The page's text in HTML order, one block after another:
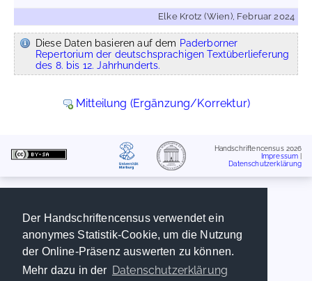
Der Handschriftencensus verwendet ein
anonymes Statistik-Cookie, um die Nutzung
der Online-Präsenz auswerten zu können.
Mehr dazu in der Datenschutzerklärung
Elke Krotz (Wien), Februar 2024
Diese Daten basieren auf dem Paderborner
Repertorium der deutschsprachigen Textüberlieferung
des 8. bis 12. Jahrhunderts.
Mitteilung (Ergänzung/Korrektur)
Handschriftencensus 2026
Impressum
Datenschutzerklärung